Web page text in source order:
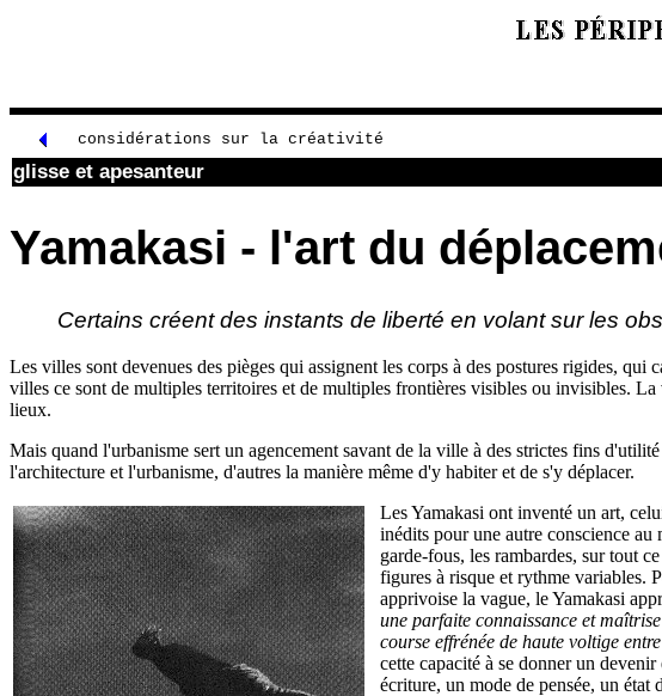
considérations sur la créativité
glisse et apesanteur
Yamakasi - l'art du
Certains créent des instants de liberté en volant sur les
Les villes sont devenues des pièges qui assignent les corps à des postures rigides,
villes ce sont de multiples territoires et de multiples frontières visibles ou invisibles.
lieux.
Mais quand l'urbanisme sert un agencement savant de la ville à des strictes fins
l'architecture et l'urbanisme, d'autres la manière même d'y habiter et de s'y déplacer.
Les Yamakasi ont inventé un art,
inédits pour une autre conscience au
garde-fous, les rambardes, sur tout
figures à risque et rythme variables.
apprivoise la vague, le Yamakasi
une parfaite connaissance et
course effrénée de haute voltige
cette capacité à se donner un
écriture, un mode de pensée, un état